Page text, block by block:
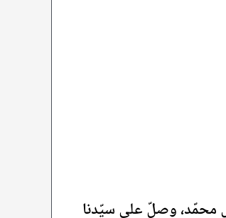
محمّد، وصلّ على سيّدنا